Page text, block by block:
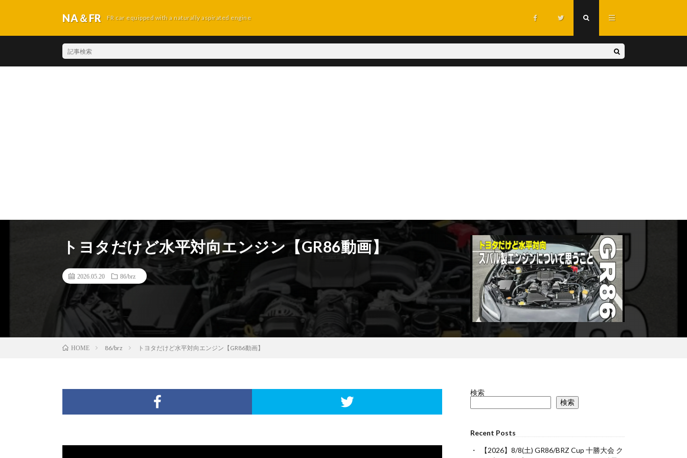
NA＆FR FR car equipped with a naturally aspirated engine
トヨタだけど水平対向エンジン【GR86動画】
2026.05.20 86/brz
HOME 86/brz トヨタだけど水平対向エンジン【GR86動画】
検索
検索
Recent Posts
【2026】8/8(土) GR86/BRZ Cup 十勝大会 ク